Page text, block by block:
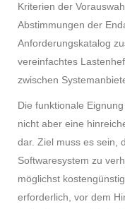
Kriterien der
Abstimmungen der
Anforderungskatalog
vereinfachtes
zwischen
Die funktionale
nicht aber eine
dar. Ziel muss es sein,
Softwaresystem zu
möglichst
erforderlich, vor dem